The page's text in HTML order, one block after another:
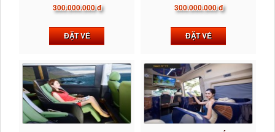
300.000.000 đ
ĐẶT VÉ
300.000.000 đ
ĐẶT VÉ